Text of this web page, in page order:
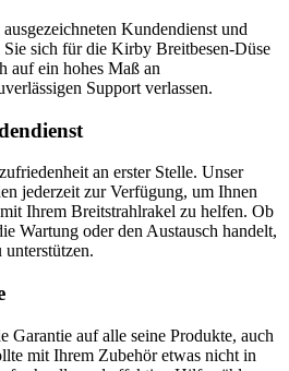
Kundendienst und
sich für die Kirby Breitbesen-Düse
auf ein hohes Maß an
Support verlassen.
an erster Stelle. Unser
jederzeit zur Verfügung, um Ihnen
Ihrem Breitstrahlrakel zu helfen. Ob
Wartung oder den Austausch handelt,
unterstützen.
Garantie auf alle seine Produkte, auch
mit Ihrem Zubehör etwas nicht in